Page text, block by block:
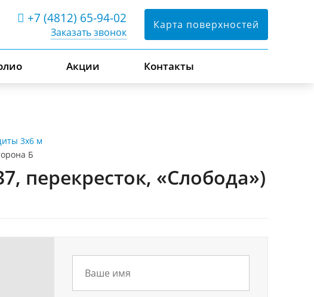
+7 (4812) 65-94-02
Заказать звонок
Карта поверхностей
Акции Контакты
3х6 м
Б
перекресток, «Слобода»)